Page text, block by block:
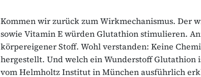
Kommen wir zurück zum Wirkmechanismus. Der
sowie Vitamin E würden Glutathion stimulieren.
körpereigener Stoff. Wohl verstanden: Keine
hergestellt. Und welch ein Wunderstoff Glutathion
vom Helmholtz Institut in München ausführlich